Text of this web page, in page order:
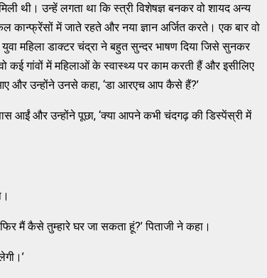
थी। उन्हें लगता था कि स्त्री विशेषज्ञ बनकर वो शायद अन्य
कान्फ्रेंसों में जाते रहते और नया ज्ञान अर्जित करते। एक बार वो
महिला डाक्टर चंद्रा ने बहुत सुन्दर भाषण दिया जिसे सुनकर
कई गांवों में महिलाओं के स्वास्थ्य पर काम करती हैं और इसीलिए
आए और उन्होंने उनसे कहा, ‘डा आरएच आप कैसे हैं?’
आईं और उन्होंने पूछा, ‘क्या आपने कभी चंदगढ़ की डिस्पेंस्री में
मैं कैसे तुम्हारे घर जा सकता हूं?’ पिताजी ने कहा।